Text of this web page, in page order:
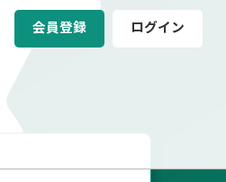
会員登録 ログイン
ィ）